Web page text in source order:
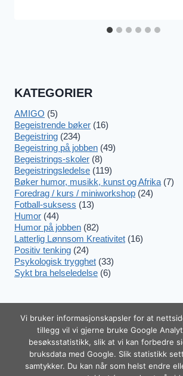
KATEGORIER
AMIGO (5)
Begeistrende bøker (16)
Begeistring (234)
Begeistring på jobben (49)
Begeistrings-skoler (8)
Begeistringsledelse (119)
Bøker humor, musikk, kunst og Afrika (7)
Foredrag / kurs / miniworkshop (24)
Fotball-suksess (13)
Humor (44)
Humor på jobben (82)
Latterlig Lønnsom Kreativitet (16)
Positiv tenking (24)
Psykologisk trygghet (33)
Sykt bra helseledelse (6)
Trekk
tilbake
© 2026
Communication as
Tel. +47 920
Vi bruker informasjonskapsler for at
tillegg vil vi gjerne bruke Google
besøksstatistikk, slik at vi kan forbedre
bruksdata med Google. Slik statistikk
samtykker. Du kan når som helst endre